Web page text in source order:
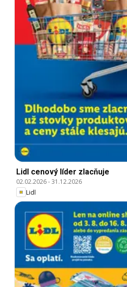
Lidl cenový líder zlacňuje
02.02.2026-31.12.2026
Lidl